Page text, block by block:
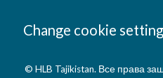
Change cookie
© HLB Tajikistan. Все права